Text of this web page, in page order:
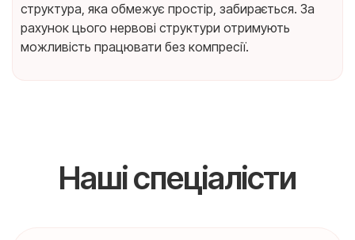
структура, яка обмежує простір, забирається. За
рахунок цього нервові структури отримують
можливість працювати без компресії.
Наші спеціалісти